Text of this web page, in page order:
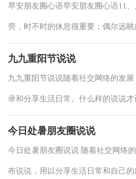
早安朋友圈心语早安朋友圈心语11
劳，时不时的休息很重要；偶尔远
九九重阳节说说
九九重阳节说说随着社交网络的发
录和分享生活日常。什么样的说说
今日处暑朋友圈说说
今日处暑朋友圈说说 随着社交网络
布说说，用以分享生活日常和自己